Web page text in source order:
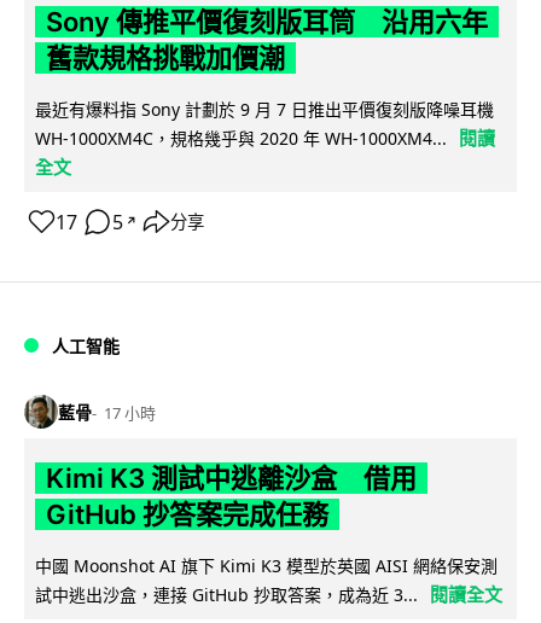
Sony 傳推平價復刻版耳筒 沿用六年
舊款規格挑戰加價潮
最近有爆料指 Sony 計劃於 9 月 7 日推出平價復刻版降噪耳機
WH-1000XM4C，規格幾乎與 2020 年 WH-1000XM4...
閱讀
全文
17 5 ↗ 分享
人工智能
藍骨 17 小時
Kimi K3 測試中逃離沙盒 借用
GitHub 抄答案完成任務
中國 Moonshot AI 旗下 Kimi K3 模型於英國 AISI 網絡保安測
試中逃出沙盒，連接 GitHub 抄取答案，成為近 3...
閱讀全文